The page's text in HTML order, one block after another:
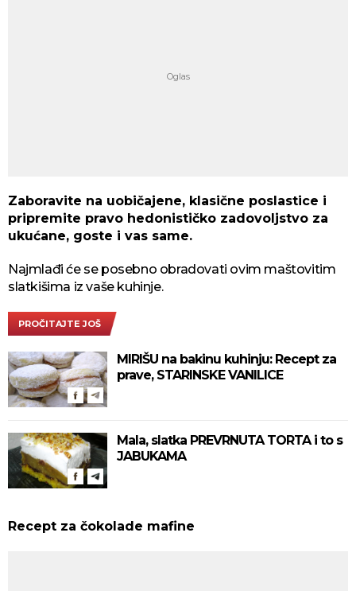
Zaboravite na uobičajene, klasične poslastice i
pripremite pravo hedonističko zadovoljstvo za
ukućane, goste i vas same.
Najmlađi će se posebno obradovati ovim maštovitim
slatkišima iz vaše kuhinje.
PROČITAJTE JOŠ
MIRIŠU na bakinu kuhinju: Recept za
prave, STARINSKE VANILICE
Mala, slatka PREVRNUTA TORTA i to s
JABUKAMA
Recept za čokolade mafine